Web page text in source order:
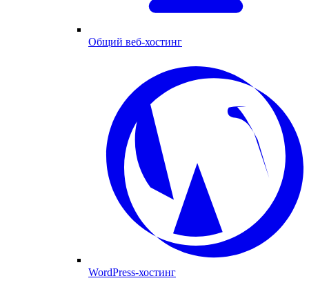
Общий веб-хостинг
WordPress-хостинг